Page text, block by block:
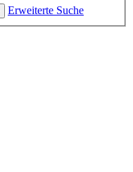
Erweiterte Suche